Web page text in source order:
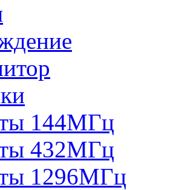
144МГц
432МГц
1296МГц